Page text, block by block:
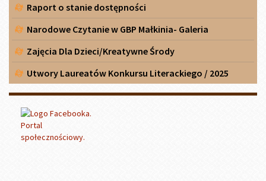
Raport o stanie dostępności
Narodowe Czytanie w GBP Małkinia- Galeria
Zajęcia Dla Dzieci/Kreatywne Środy
Utwory Laureatów Konkursu Literackiego / 2025